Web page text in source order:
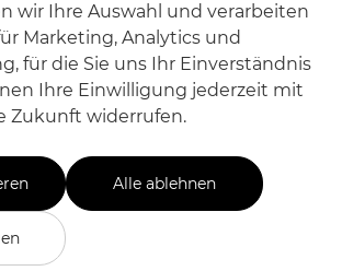
wir Ihre Auswahl und verarbeiten
Marketing, Analytics und
für die Sie uns Ihr Einverständnis
Ihre Einwilligung jederzeit mit
Zukunft widerrufen.
Alle ablehnen